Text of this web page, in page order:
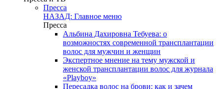
Пресса
НАЗАД: Главное меню
Пресса
Альбина Дахировна Тебуева: о
возможностях современной трансплантации
волос для мужчин и женщин
Экспертное мнение на тему мужской и
женской трансплантации волос для журнала
«Playboy»
Пересадка волос на брови: как и зачем